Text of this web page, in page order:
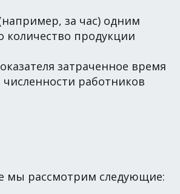
за час) одним
количество продукции
затраченное время
работников
мы рассмотрим следующие: